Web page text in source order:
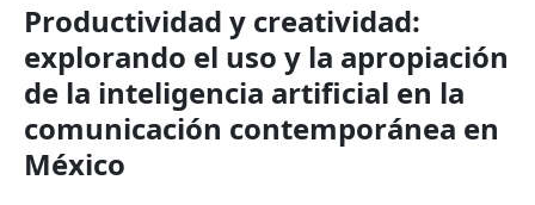
Productividad y creatividad:
explorando el uso y la apropiación
de la inteligencia artificial en la
comunicación contemporánea en
México